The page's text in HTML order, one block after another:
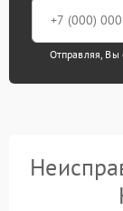
Отправляя, Вы